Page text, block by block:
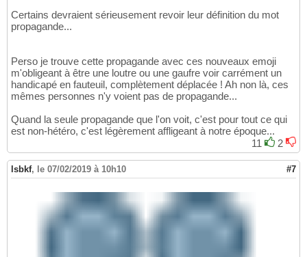
Certains devraient sérieusement revoir leur définition du mot
propagande...
Perso je trouve cette propagande avec ces nouveaux emoji
m'obligeant à être une loutre ou une gaufre voir carrément un
handicapé en fauteuil, complètement déplacée ! Ah non là, ces
mêmes personnes n'y voient pas de propagande...
Quand la seule propagande que l'on voit, c'est pour tout ce qui
est non-hétéro, c'est légèrement affligeant à notre époque...
11
2
lsbkf, le 07/02/2019 à 10h10 #7